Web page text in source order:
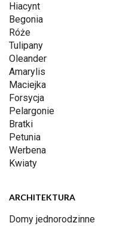
Hiacynt
Begonia
Róże
Tulipany
Oleander
Amarylis
Maciejka
Forsycja
Pelargonie
Bratki
Petunia
Werbena
Kwiaty
ARCHITEKTURA
Domy jednorodzinne